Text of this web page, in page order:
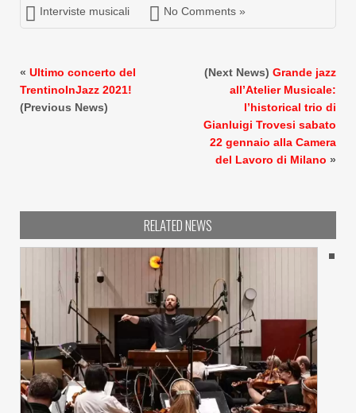
Interviste musicali No Comments »
« Ultimo concerto del
TrentinoInJazz 2021!
(Previous News)
(Next News) Grande jazz
all’Atelier Musicale:
l’historical trio di
Gianluigi Trovesi sabato
22 gennaio alla Camera
del Lavoro di Milano »
RELATED NEWS